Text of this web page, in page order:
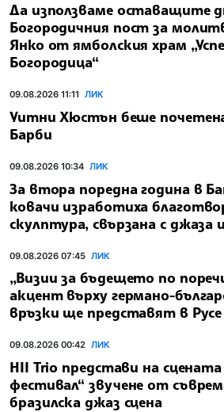
Да използваме оставащите
Богородичния пост за
Янко от ямболския храм
Богородица“
09.08.2026 11:11 ЛИК
Уитни Хюстън беше
Барби
09.08.2026 10:34 ЛИК
За втора поредна година в
ковачи изработиха
скулптура, свързана с джаза
09.08.2026 07:45 ЛИК
„Визии за бъдещето по
акцент върху германо-
връзки ще представят в Русе
09.08.2026 00:42 ЛИК
HII Trio представи на
фестивал“ звучене от
бразилска джаз сцена